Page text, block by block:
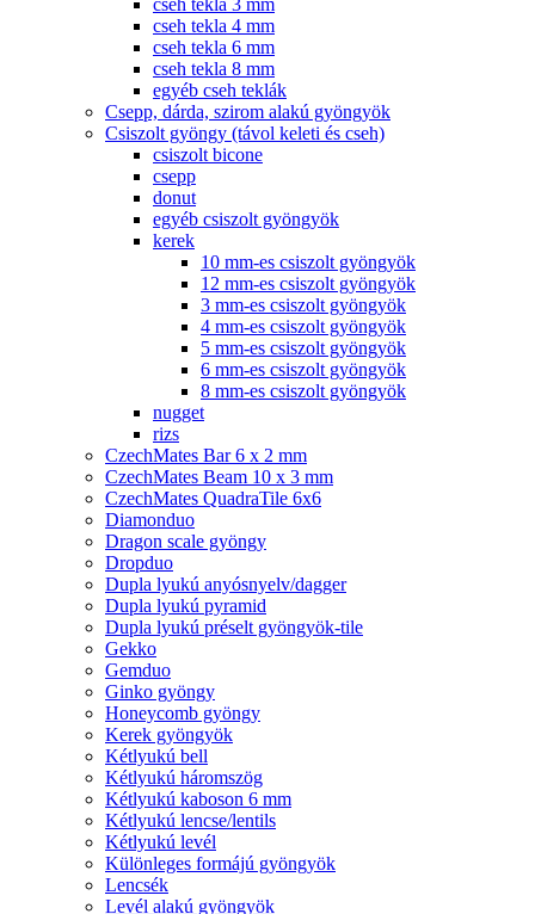
cseh tekla 3 mm
cseh tekla 4 mm
cseh tekla 6 mm
cseh tekla 8 mm
egyéb cseh teklák
Csepp, dárda, szirom alakú gyöngyök
Csiszolt gyöngy (távol keleti és cseh)
csiszolt bicone
csepp
donut
egyéb csiszolt gyöngyök
kerek
10 mm-es csiszolt gyöngyök
12 mm-es csiszolt gyöngyök
3 mm-es csiszolt gyöngyök
4 mm-es csiszolt gyöngyök
5 mm-es csiszolt gyöngyök
6 mm-es csiszolt gyöngyök
8 mm-es csiszolt gyöngyök
nugget
rizs
CzechMates Bar 6 x 2 mm
CzechMates Beam 10 x 3 mm
CzechMates QuadraTile 6x6
Diamonduo
Dragon scale gyöngy
Dropduo
Dupla lyukú anyósnyelv/dagger
Dupla lyukú pyramid
Dupla lyukú préselt gyöngyök-tile
Gekko
Gemduo
Ginko gyöngy
Honeycomb gyöngy
Kerek gyöngyök
Kétlyukú bell
Kétlyukú háromszög
Kétlyukú kaboson 6 mm
Kétlyukú lencse/lentils
Kétlyukú levél
Különleges formájú gyöngyök
Lencsék
Levél alakú gyöngyök